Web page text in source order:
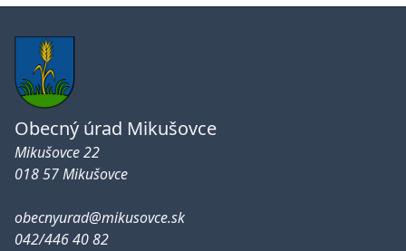
Obecný úrad Mikušovce
Mikušovce 22
018 57 Mikušovce
obecnyurad@mikusovce.sk
042/446 40 82